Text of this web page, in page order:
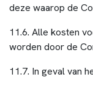
deze waarop de
11.6. Alle kosten
worden door de
11.7. In geval van